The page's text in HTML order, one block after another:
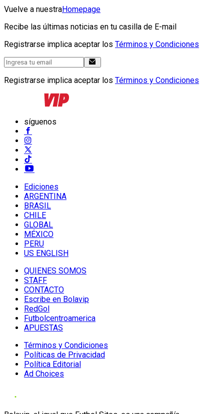
Vuelve a nuestraHomepage
Recibe las últimas noticias en tu casilla de E-mail
Registrarse implica aceptar los Términos y Condiciones
Registrarse implica aceptar los Términos y Condiciones
síguenos
Ediciones
ARGENTINA
BRASIL
CHILE
GLOBAL
MÉXICO
PERU
US ENGLISH
QUIENES SOMOS
STAFF
CONTACTO
Escribe en Bolavip
RedGol
Futbolcentroamerica
APUESTAS
Términos y Condiciones
Políticas de Privacidad
Política Editorial
Ad Choices